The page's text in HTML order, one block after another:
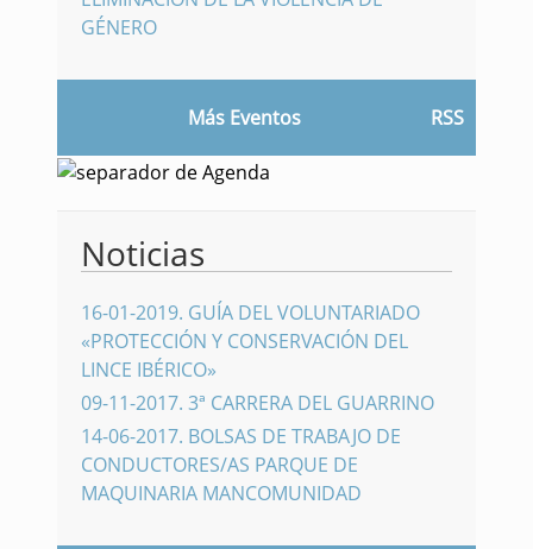
GÉNERO
Más Eventos RSS
Noticias
16-01-2019. GUÍA DEL VOLUNTARIADO
«PROTECCIÓN Y CONSERVACIÓN DEL
LINCE IBÉRICO»
09-11-2017. 3ª CARRERA DEL GUARRINO
14-06-2017. BOLSAS DE TRABAJO DE
CONDUCTORES/AS PARQUE DE
MAQUINARIA MANCOMUNIDAD